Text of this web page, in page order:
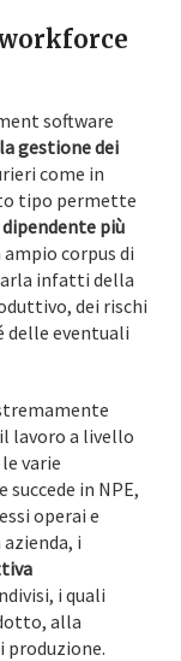
software
gestione dei
come in
tipo permette
più
corpus di
infatti della
dei rischi
delle eventuali
lavoro a livello
varie
in NPE,
operai e
i
i quali
alla
produzione.